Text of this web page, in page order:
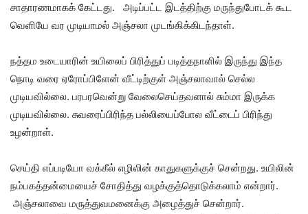
சாதாரணமாகக் கேட்டது. அடிப்பட்ட இடத்திற்கு மருந்துபோடக் கூட
வெளியே வர முடியாமல் அஞ்சலா முடங்கிக்கிடந்தாள்.
நத்தம உடையாரின் உயிலைப் பிரித்துப் படித்தநாளில் இருந்து இந்த
நொடி வரை ஏரோப்பிளேன் வீட்டிற்குள் அஞ்சலாவால் செல்ல
முடியவில்லை. பரபரவென்று வேலைசெய்தவளால் சும்மா இருக்க
முடியவில்லை. சுவரைப்பிரிந்த பல்லியைப்போல வீட்டைப் பிரிந்து
உழன்றாள்.
செய்தி எப்படியோ வக்கீல் எழிலின் காதுகளுக்குச் சென்றது. உயிலின்
நம்பகத்தன்மையைச் சோதித்து வழக்குத்தொடுக்கலாம் என்றார்.
அஞ்சலாவை மருத்துவமனைக்கு அழைத்துச் சென்றார்.